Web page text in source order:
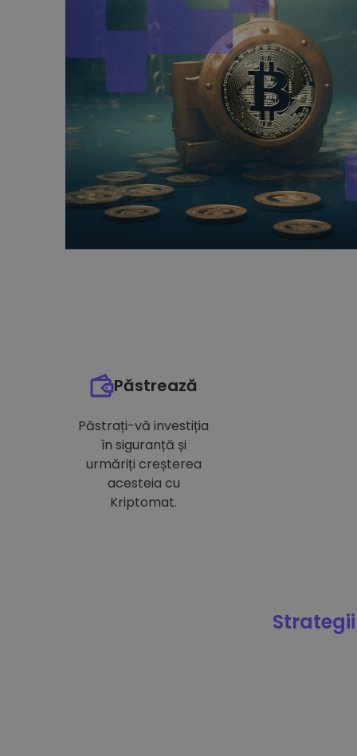
Păstrează
Păstrați-vă investiția
în siguranță și
urmăriți creșterea
acesteia cu
Kriptomat.